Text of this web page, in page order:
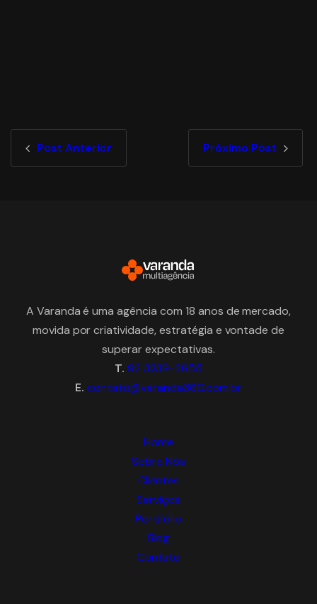
Post Anterior Próximo Post
A Varanda é uma agência com 18 anos de mercado,
movida por criatividade, estratégia e vontade de
superar expectativas.
T. 92 3239-2655
E. contato@varanda360.com.br
Home
Sobre Nós
Clientes
Serviços
Portifólio
Blog
Contato